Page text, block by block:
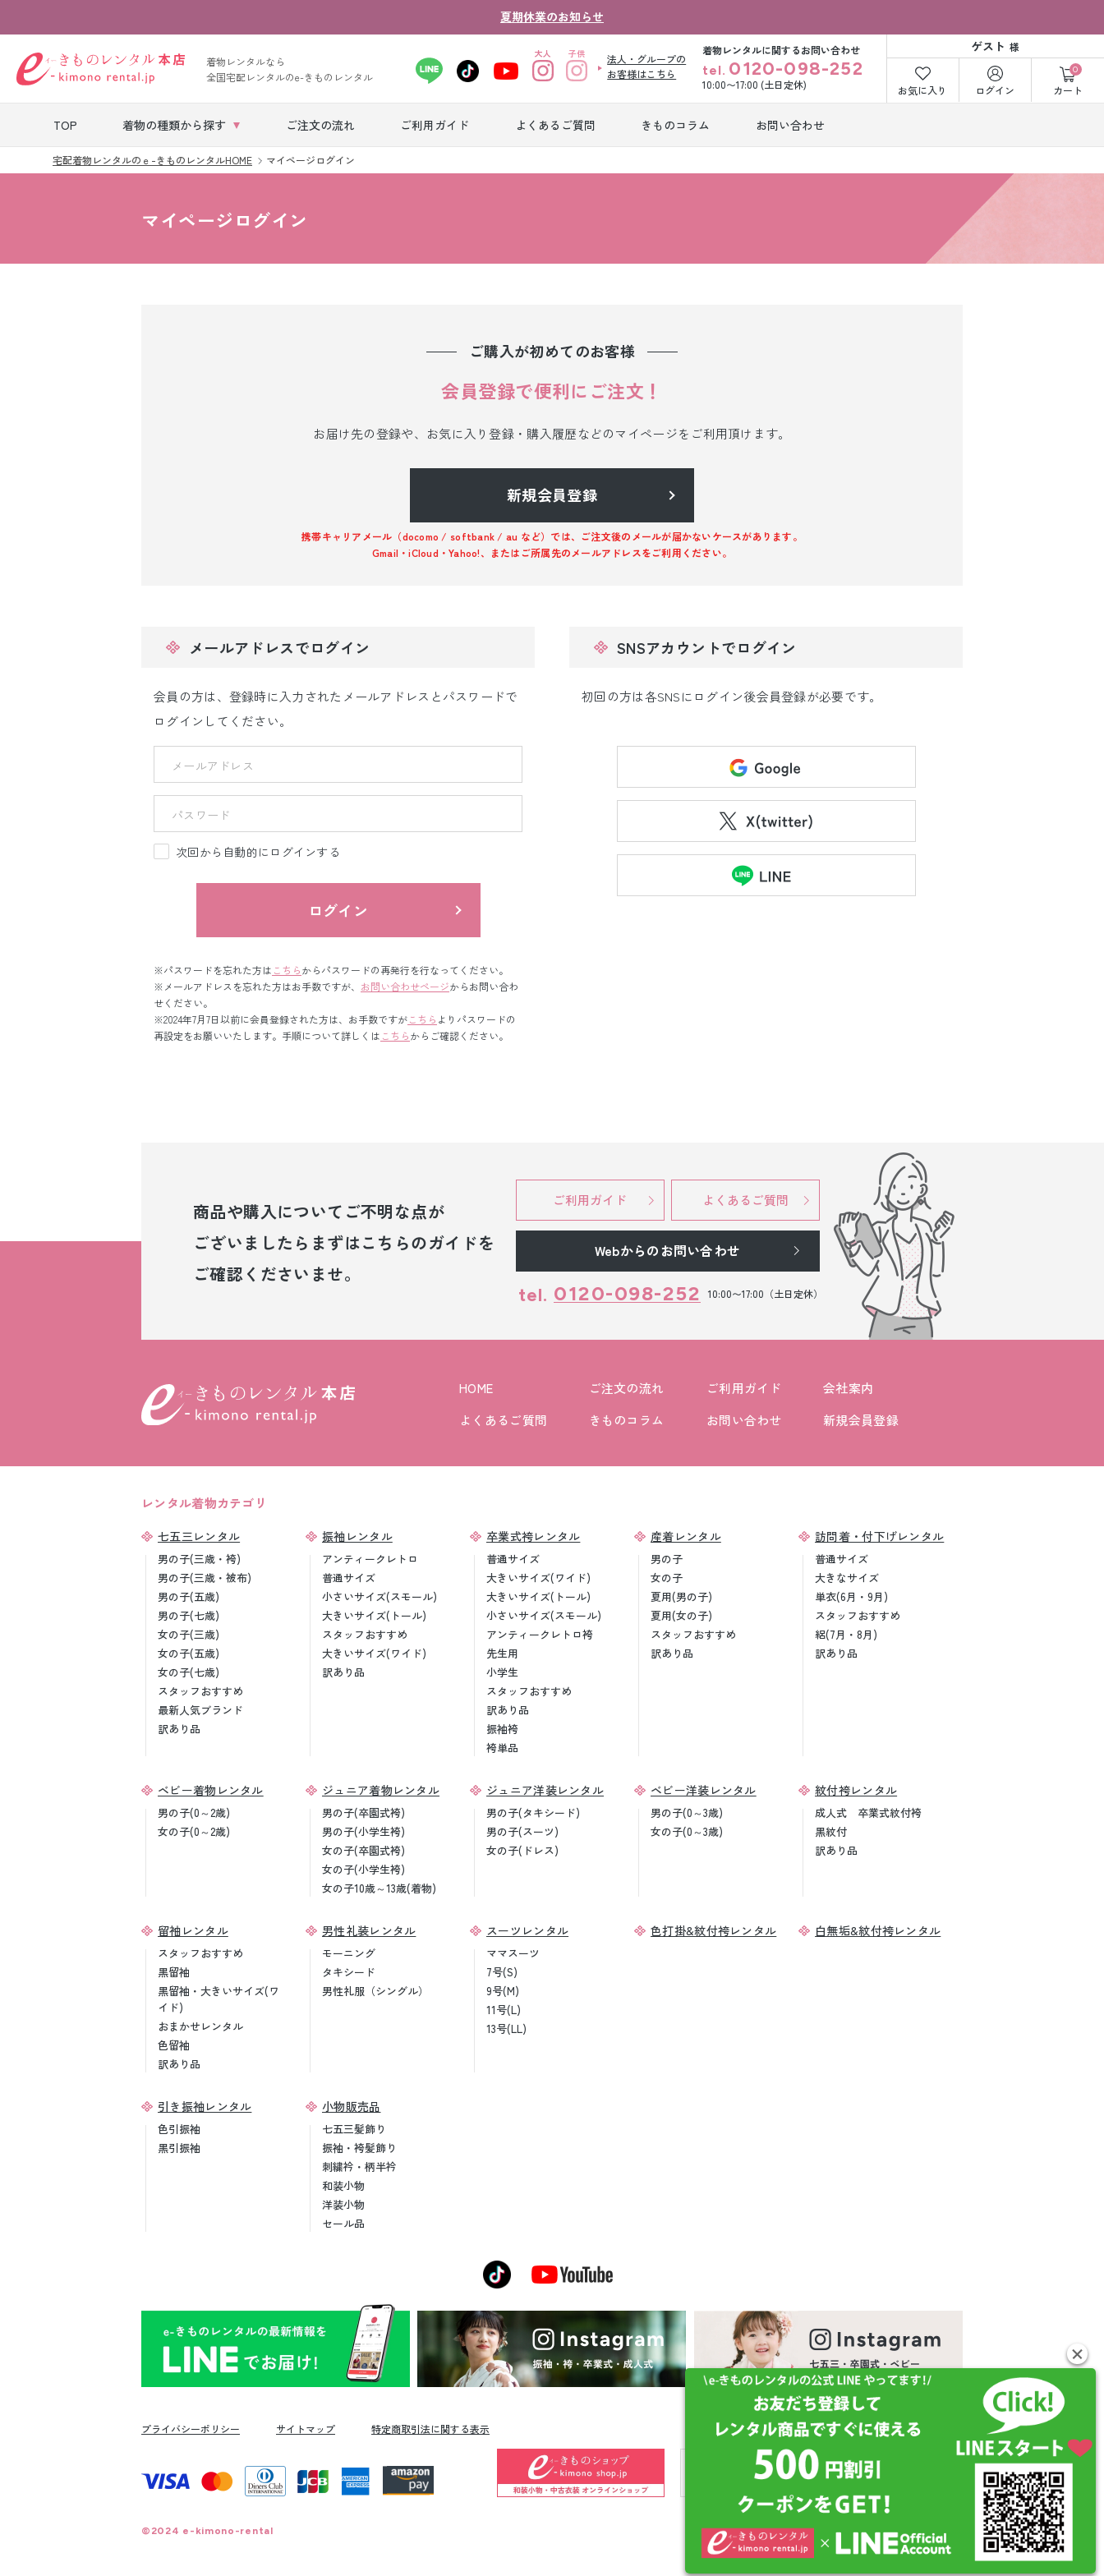
夏期休業のお知らせ
着物レンタルなら
全国宅配レンタルのe-きものレンタル
法人・グループの
お客様はこちら
着物レンタルに関するお問い合わせ
tel. 0120-098-252
10:00〜17:00 (土日定休)
ゲスト 様
お気に入り ログイン
0
カート
TOP 着物の種類から探す ご注文の流れ ご利用ガイド よくあるご質問 きものコラム お問い合わせ
七五三レンタル
ル
レンタル
ベビー着物レン
紋付袴レンタル
宅配着物レンタルのｅ-きものレンタルHOME マイページログイン
マイページログイン
ご購入が初めてのお客様
会員登録で便利にご注文！
お届け先の登録や、お気に入り登録・購入履歴などのマイページをご利用頂けます。
新規会員登録
携帯キャリアメール（docomo / softbank / au など）では、ご注文後のメールが届かないケースがあります。
Gmail・iCloud・Yahoo!、またはご所属先のメールアドレスをご利用ください。
メールアドレスでログイン
会員の方は、登録時に入力されたメールアドレスとパスワードで
ログインしてください。
次回から自動的にログインする
ログイン
※パスワードを忘れた方は こちらからパスワードの再発行を行なってください。
※メールアドレスを忘れた方はお手数ですが、 お問い合わせページからお問い合わ
せください。
※2024年7月7日以前に会員登録された方は、お手数ですがこちら よりパスワードの
再設定をお願いいたします。手順について詳しくは こちらからご確認ください。
SNSアカウントでログイン
初回の方は各SNSにログイン後会員登録が必要です。
商品や購入について ご不明な点が
ございましたら まずはこちらのガイドを
ご確認くださいませ。
ご利用ガイド よくあるご質問
Webからのお問い合わせ
tel. 0120-098-252 10:00〜17:00（土日定休）
HOME ご注文の流れ ご利用ガイド
会社案内
よくあるご質問
きものコラム お問い合わせ 新規会員登録
レンタル着物カテゴリ
七五三レンタル
男の子(三歳・袴)
男の子(三歳・被布)
男の子(五歳)
男の子(七歳)
女の子(三歳)
女の子(五歳)
女の子(七歳)
スタッフおすすめ
最新人気ブランド
訳あり品
振袖レンタル
アンティークレトロ
普通サイズ
小さいサイズ(スモール)
大きいサイズ(トール)
スタッフおすすめ
大きいサイズ(ワイド)
訳あり品
卒業式袴レンタル
普通サイズ
大きいサイズ(ワイド)
大きいサイズ(トール)
小さいサイズ(スモール)
アンティークレトロ袴
先生用
小学生
スタッフおすすめ
訳あり品
振袖袴
袴単品
産着レンタル
男の子
女の子
夏用(男の子)
夏用(女の子)
スタッフおすすめ
訳あり品
訪問着・付下げレンタル
普通サイズ
大きなサイズ
単衣(6月・9月)
スタッフおすすめ
絽(7月・8月)
訳あり品
ベビー着物レンタル
男の子(0～2歳)
女の子(0～2歳)
ジュニア着物レンタル
男の子(卒園式袴)
男の子(小学生袴)
女の子(卒園式袴)
女の子(小学生袴)
女の子10歳～13歳(着物)
ジュニア洋装レンタル
男の子(タキシード)
男の子(スーツ)
女の子(ドレス)
ベビー洋装レンタル
男の子(0～3歳)
女の子(0～3歳)
紋付袴レンタル
成人式 卒業式紋付袴
黒紋付
訳あり品
留袖レンタル
スタッフおすすめ
黒留袖
黒留袖・大きいサイズ(ワ
イド)
おまかせレンタル
色留袖
訳あり品
男性礼装レンタル
モーニング
タキシード
男性礼服（シングル）
スーツレンタル
ママスーツ
7号(S)
9号(M)
11号(L)
13号(LL)
色打掛&紋付袴レンタル 白無垢&紋付袴レンタル
引き振袖レンタル
色引振袖
黒引振袖
小物販売品
七五三髪飾り
振袖・袴髪飾り
刺繍衿・柄半衿
和装小物
洋装小物
セール品
プライバシーポリシー サイトマップ 特定商取引法に関する表示
©2024 e-kimono-rental